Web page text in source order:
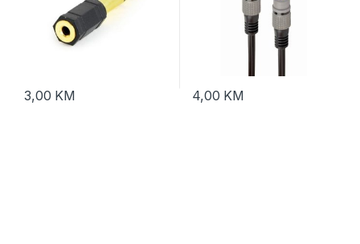
3,00 KM 4,00 KM